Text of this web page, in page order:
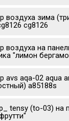
воздуха зима
cg8126
воздуха на
"лимон
avs aqa-02 aqua
a85188s
tensy (to-03) на